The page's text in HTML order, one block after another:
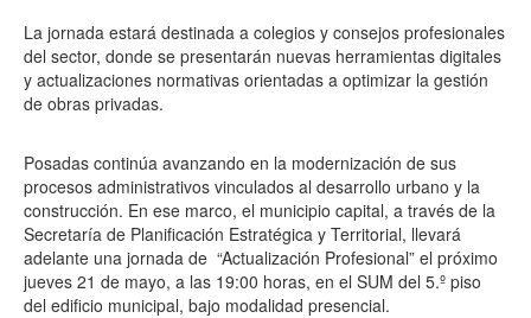
La jornada estará destinada a colegios y consejos profesionales
del sector, donde se presentarán nuevas herramientas digitales
y actualizaciones normativas orientadas a optimizar la gestión
de obras privadas.
Posadas continúa avanzando en la modernización de sus
procesos administrativos vinculados al desarrollo urbano y la
construcción. En ese marco, el municipio capital, a través de la
Secretaría de Planificación Estratégica y Territorial, llevará
adelante una jornada de “Actualización Profesional” el próximo
jueves 21 de mayo, a las 19:00 horas, en el SUM del 5.º piso
del edificio municipal, bajo modalidad presencial.